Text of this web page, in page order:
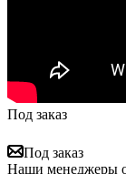
Под заказ
Под заказ
Наши менеджеры